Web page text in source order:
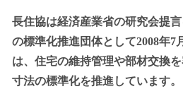
長住協は経済産業省の研究会提
の標準化推進団体として2008年7
は、住宅の維持管理や部材交換
寸法の標準化を推進しています。